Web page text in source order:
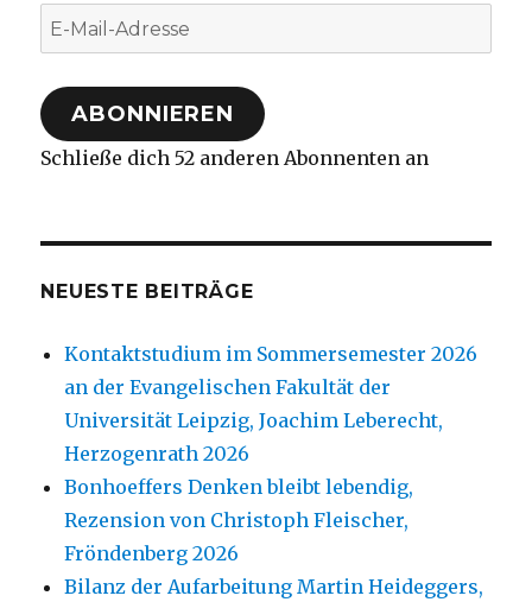
E-
Mail-
Adresse
ABONNIEREN
Schließe dich 52 anderen Abonnenten an
NEUESTE BEITRÄGE
Kontaktstudium im Sommersemester 2026
an der Evangelischen Fakultät der
Universität Leipzig, Joachim Leberecht,
Herzogenrath 2026
Bonhoeffers Denken bleibt lebendig,
Rezension von Christoph Fleischer,
Fröndenberg 2026
Bilanz der Aufarbeitung Martin Heideggers,